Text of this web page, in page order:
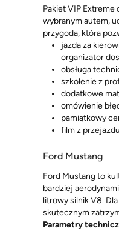
Pakiet VIP
wybranym autem,
przygoda, która
jazda za
organizator
obsługa
szkolenie z
dodatkowe
omówienie
pamiątkowy
film z
Ford Mustang
Ford Mustang to
bardziej
litrowy silnik V8.
skutecznym
Parametry